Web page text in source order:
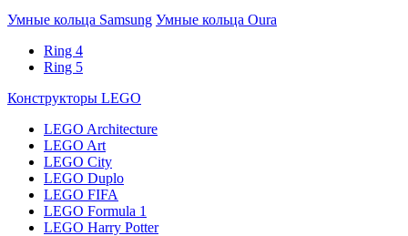
Умные кольца Samsung Умные кольца Oura
Ring 4
Ring 5
Конструкторы LEGO
LEGO Architecture
LEGO Art
LEGO City
LEGO Duplo
LEGO FIFA
LEGO Formula 1
LEGO Harry Potter